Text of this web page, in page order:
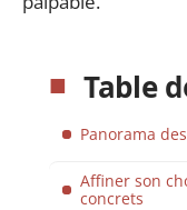
Table
Panorama
Affiner son
concrets